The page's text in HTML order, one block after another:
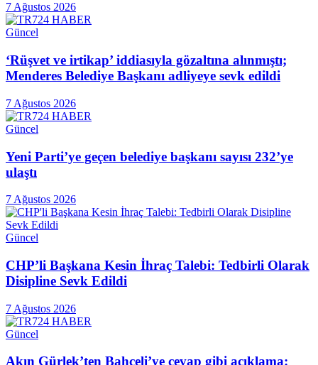
7 Ağustos 2026
Güncel
‘Rüşvet ve irtikap’ iddiasıyla gözaltına alınmıştı;
Menderes Belediye Başkanı adliyeye sevk edildi
7 Ağustos 2026
Güncel
Yeni Parti’ye geçen belediye başkanı sayısı 232’ye
ulaştı
7 Ağustos 2026
Güncel
CHP’li Başkana Kesin İhraç Talebi: Tedbirli Olarak
Disipline Sevk Edildi
7 Ağustos 2026
Güncel
Akın Gürlek’ten Bahçeli’ye cevap gibi açıklama: